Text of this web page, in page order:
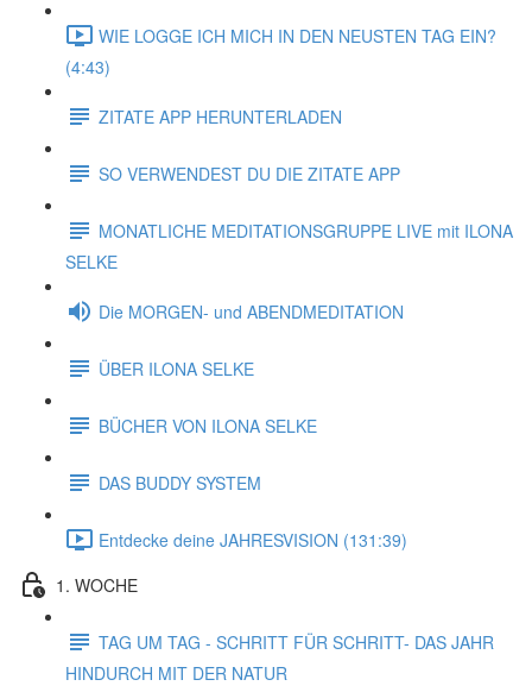
WIE LOGGE ICH MICH IN DEN NEUSTEN TAG EIN?
(4:43)
ZITATE APP HERUNTERLADEN
SO VERWENDEST DU DIE ZITATE APP
MONATLICHE MEDITATIONSGRUPPE LIVE mit ILONA
SELKE
Die MORGEN- und ABENDMEDITATION
ÜBER ILONA SELKE
BÜCHER VON ILONA SELKE
DAS BUDDY SYSTEM
Entdecke deine JAHRESVISION (131:39)
1. WOCHE
TAG UM TAG - SCHRITT FÜR SCHRITT- DAS JAHR
HINDURCH MIT DER NATUR